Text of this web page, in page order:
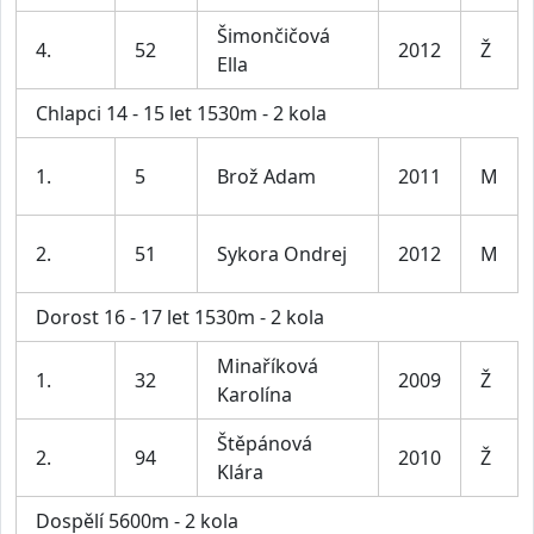
4. 52
Šimončičová
Ella
2012 Ž
Chlapci 14 - 15 let 1530m - 2 kola
1. 5 Brož Adam 2011 M
2. 51 Sykora Ondrej 2012 M
Dorost 16 - 17 let 1530m - 2 kola
1. 32
Minaříková
Karolína
2009 Ž
2. 94
Štěpánová
Klára
2010 Ž
Dospělí 5600m - 2 kola